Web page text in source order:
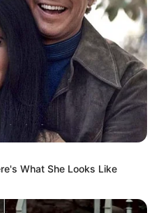
What She Looks Like